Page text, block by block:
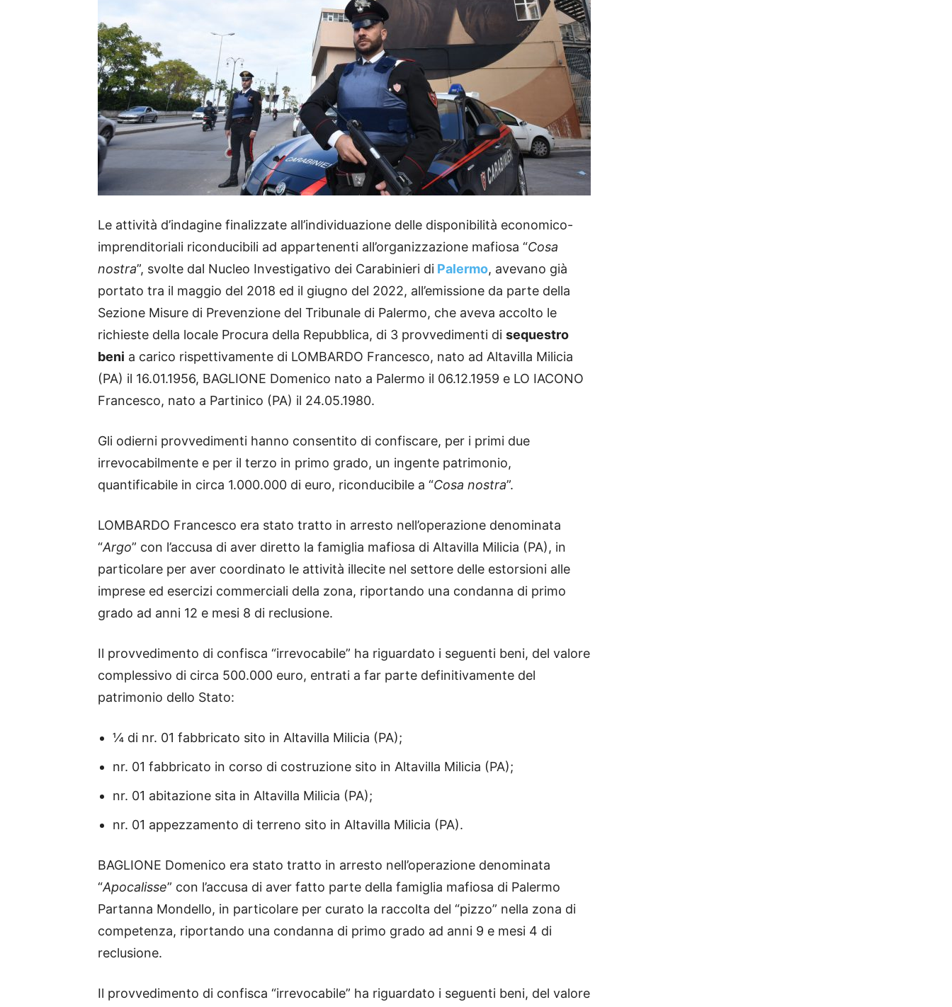
Le attività d’indagine finalizzate all’individuazione delle disponibilità economico-
imprenditoriali riconducibili ad appartenenti all’organizzazione mafiosa “Cosa
nostra”, svolte dal Nucleo Investigativo dei Carabinieri di Palermo, avevano già
portato tra il maggio del 2018 ed il giugno del 2022, all’emissione da parte della
Sezione Misure di Prevenzione del Tribunale di Palermo, che aveva accolto le
richieste della locale Procura della Repubblica, di 3 provvedimenti di sequestro
beni a carico rispettivamente di LOMBARDO Francesco, nato ad Altavilla Milicia
(PA) il 16.01.1956, BAGLIONE Domenico nato a Palermo il 06.12.1959 e LO IACONO
Francesco, nato a Partinico (PA) il 24.05.1980.
Gli odierni provvedimenti hanno consentito di confiscare, per i primi due
irrevocabilmente e per il terzo in primo grado, un ingente patrimonio,
quantificabile in circa 1.000.000 di euro, riconducibile a “Cosa nostra”.
LOMBARDO Francesco era stato tratto in arresto nell’operazione denominata
“Argo” con l’accusa di aver diretto la famiglia mafiosa di Altavilla Milicia (PA), in
particolare per aver coordinato le attività illecite nel settore delle estorsioni alle
imprese ed esercizi commerciali della zona, riportando una condanna di primo
grado ad anni 12 e mesi 8 di reclusione.
Il provvedimento di confisca “irrevocabile” ha riguardato i seguenti beni, del valore
complessivo di circa 500.000 euro, entrati a far parte definitivamente del
patrimonio dello Stato:
¼ di nr. 01 fabbricato sito in Altavilla Milicia (PA);
nr. 01 fabbricato in corso di costruzione sito in Altavilla Milicia (PA);
nr. 01 abitazione sita in Altavilla Milicia (PA);
nr. 01 appezzamento di terreno sito in Altavilla Milicia (PA).
BAGLIONE Domenico era stato tratto in arresto nell’operazione denominata
“Apocalisse” con l’accusa di aver fatto parte della famiglia mafiosa di Palermo
Partanna Mondello, in particolare per curato la raccolta del “pizzo” nella zona di
competenza, riportando una condanna di primo grado ad anni 9 e mesi 4 di
reclusione.
Il provvedimento di confisca “irrevocabile” ha riguardato i seguenti beni, del valore